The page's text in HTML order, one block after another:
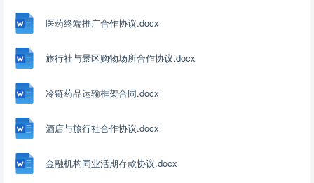
医药终端推广合作协议.docx
旅行社与景区购物场所合作协议.docx
冷链药品运输框架合同.docx
酒店与旅行社合作协议.docx
金融机构同业活期存款协议.docx